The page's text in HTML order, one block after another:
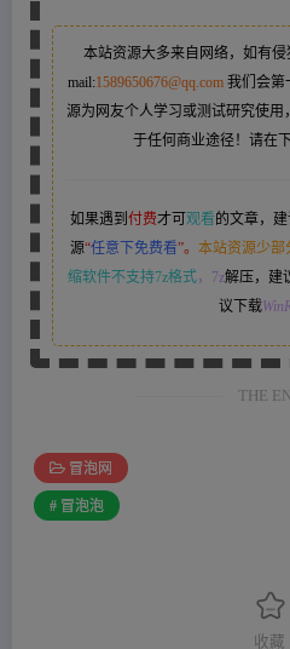
本站资源大多来自网络，如有
mail:1589650676@qq.com 我们会第
源为网友个人学习或测试研究使用
于任何商业途径！请在
如果遇到 付费才可 观看 的文章，
源“任意下免费看”。 本站资源少部
缩软件不支持7z格式，7z解压，建
议下载
THE
冒泡网
# 冒泡泡
收藏